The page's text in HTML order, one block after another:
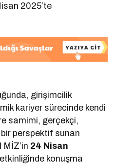
2025’te
girişimcilik
kariyer sürecinde kendi
samimi, gerçekçi,
bir perspektif sunan
24 Nisan
etkinliğinde konuşma